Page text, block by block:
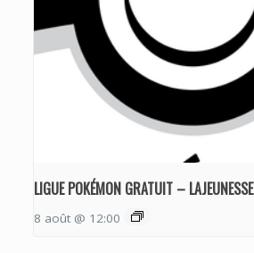
LIGUE POKÉMON GRATUIT – LAJEUNESSE
8 août @ 12:00